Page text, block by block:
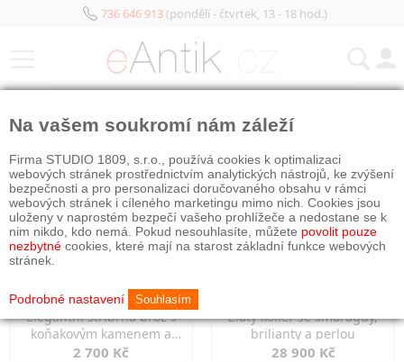
736 646 913(pondělí - čtvrtek, 13 - 18 hod.)
Elegantní stříbrná brož s
koňakovým kamenem a
markazity
2 700 Kč
Zlatý kolier se smaragdy,
brilianty a perlou
28 900 Kč
Na vašem soukromí nám záleží
Firma STUDIO 1809, s.r.o., používá cookies k optimalizaci
webových stránek prostřednictvím analytických nástrojů, ke zvýšení
bezpečnosti a pro personalizaci doručovaného obsahu v rámci
webových stránek i cíleného marketingu mimo nich. Cookies jsou
uloženy v naprostém bezpečí vašeho prohlížeče a nedostane se k
nim nikdo, kdo nemá. Pokud nesouhlasíte, můžete povolit pouze
nezbytné cookies, které mají na starost základní funkce webových
stránek.
Podrobné nastavení Souhlasím